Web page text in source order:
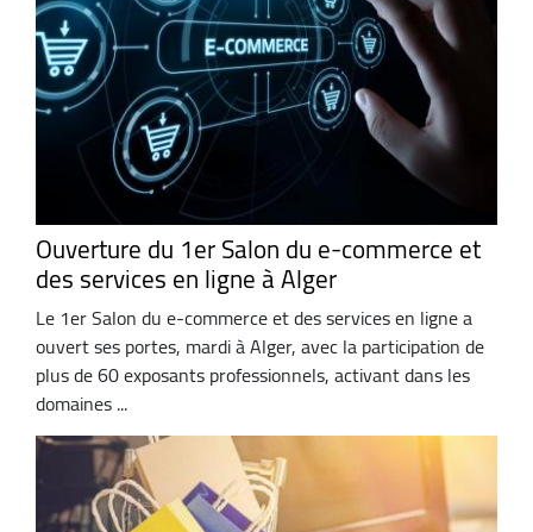
Ouverture du 1er Salon du e-commerce et
des services en ligne à Alger
Le 1er Salon du e-commerce et des services en ligne a
ouvert ses portes, mardi à Alger, avec la participation de
plus de 60 exposants professionnels, activant dans les
domaines ...